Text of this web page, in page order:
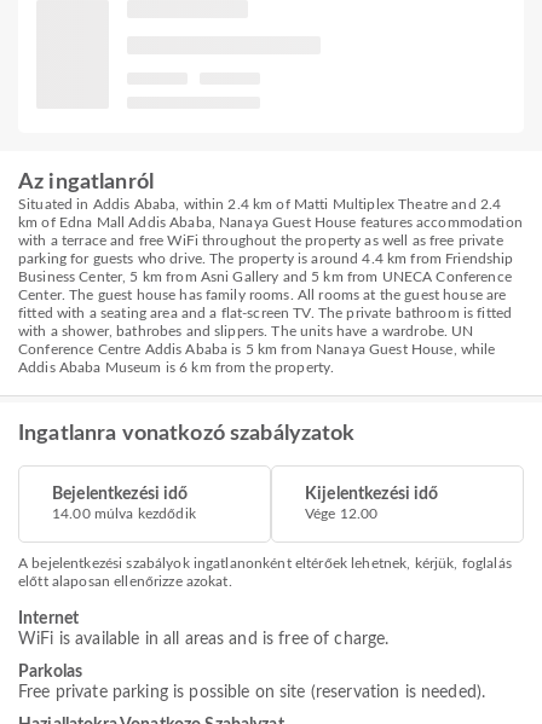
Az ingatlanról
Situated in Addis Ababa, within 2.4 km of Matti Multiplex Theatre and 2.4
km of Edna Mall Addis Ababa, Nanaya Guest House features accommodation
with a terrace and free WiFi throughout the property as well as free private
parking for guests who drive. The property is around 4.4 km from Friendship
Business Center, 5 km from Asni Gallery and 5 km from UNECA Conference
Center. The guest house has family rooms. All rooms at the guest house are
fitted with a seating area and a flat-screen TV. The private bathroom is fitted
with a shower, bathrobes and slippers. The units have a wardrobe. UN
Conference Centre Addis Ababa is 5 km from Nanaya Guest House, while
Addis Ababa Museum is 6 km from the property.
Ingatlanra vonatkozó szabályzatok
Bejelentkezési idő
14.00 múlva kezdődik
Kijelentkezési idő
Vége 12.00
A bejelentkezési szabályok ingatlanonként eltérőek lehetnek, kérjük, foglalás
előtt alaposan ellenőrizze azokat.
Internet
WiFi is available in all areas and is free of charge.
Parkolas
Free private parking is possible on site (reservation is needed).